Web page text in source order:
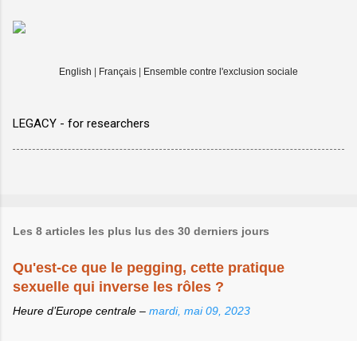
English Français Ensemble contre l'exclusion sociale
LEGACY - for researchers
Les 8 articles les plus lus des 30 derniers jours
Qu'est-ce que le pegging, cette pratique
sexuelle qui inverse les rôles ?
Heure d’Europe centrale – mardi, mai 09, 2023